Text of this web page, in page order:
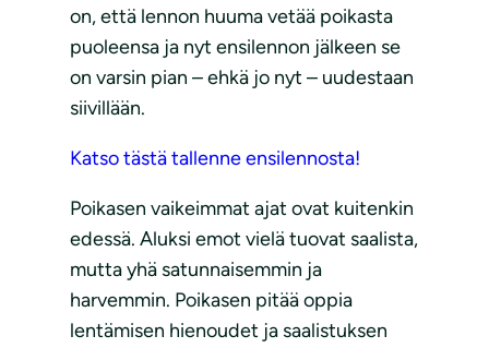
on, että lennon huuma vetää poikasta
puoleensa ja nyt ensilennon jälkeen se
on varsin pian – ehkä jo nyt – uudestaan
siivillään.
Katso tästä tallenne ensilennosta!
Poikasen vaikeimmat ajat ovat kuitenkin
edessä. Aluksi emot vielä tuovat saalista,
mutta yhä satunnaisemmin ja
harvemmin. Poikasen pitää oppia
lentämisen hienoudet ja saalistuksen